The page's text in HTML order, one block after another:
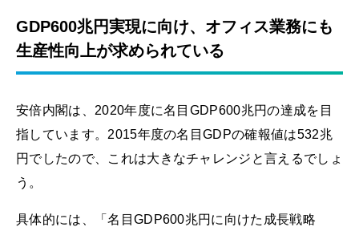
GDP600兆円実現に向け、オフィス業務にも
生産性向上が求められている
安倍内閣は、2020年度に名目GDP600兆円の達成を目
指しています。2015年度の名目GDPの確報値は532兆
円でしたので、これは大きなチャレンジと言えるでしょ
う。
具体的には、「名目GDP600兆円に向けた成長戦略